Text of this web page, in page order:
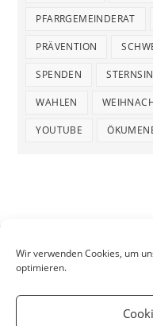
Wir verwenden Cookies, um
optimieren.
PFARRGEMEINDERAT
PRÄVENTION
SPENDEN
WAHLEN
YOUTUBE